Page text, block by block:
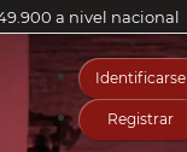
a nivel nacional
Identificarse
Registrar